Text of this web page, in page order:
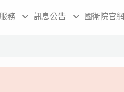
務 訊息公告 國衛院官網